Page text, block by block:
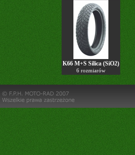
K66 M+S Silica (SiO2)
6 rozmiarów